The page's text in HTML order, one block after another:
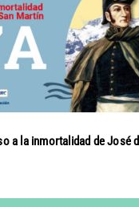
a la inmortalidad de José